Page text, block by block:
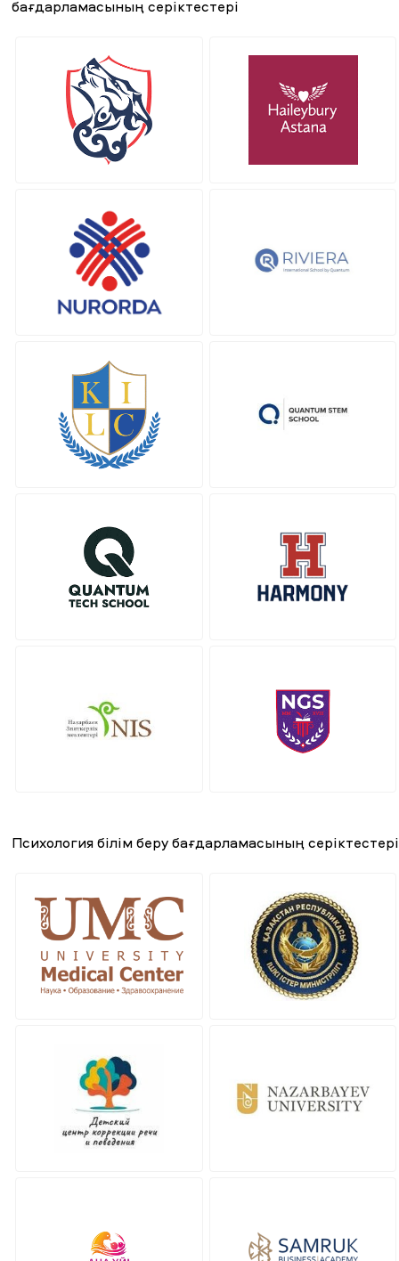
бағдарламасының серіктестері
Психология білім беру бағдарламасының серіктестері